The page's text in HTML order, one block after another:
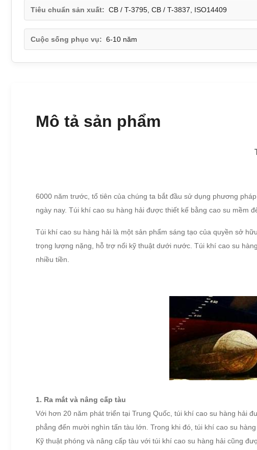
Tiêu chuẩn sản xuất: CB / T-3795, CB / T-3837, ISO14409
Cuộc sống phục vụ: 6-10 năm
Mô tả sản phẩm
6000 năm trước, tổ tiên của chúng ta bắt đầu sử dụng phương
ngày nay. Túi khí cao su hàng hải được thiết kế bằng cao su mềm
Túi khí cao su hàng hải là một sản phẩm sáng tạo của quyền sở
trọng lượng nặng, hỗ trợ nổi kỹ thuật dưới nước. Túi khí cao su
nhiều tiền.
1. Ra mắt và nâng cấp tàu
Với hơn 20 năm phát triển tại Trung Quốc, túi khí cao su hàng hải
phẳng đến mười nghìn tấn tàu lớn. Trong khi đó, túi khí cao su
Kỹ thuật phóng và nâng cấp tàu với túi khí cao su hàng hải cũng